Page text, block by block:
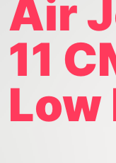
Air
11
Low